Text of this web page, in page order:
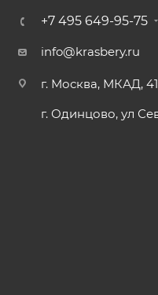
+7 495 649-95-75
info@krasbery.ru
г. Москва, МКАД,
г. Одинцово, ул